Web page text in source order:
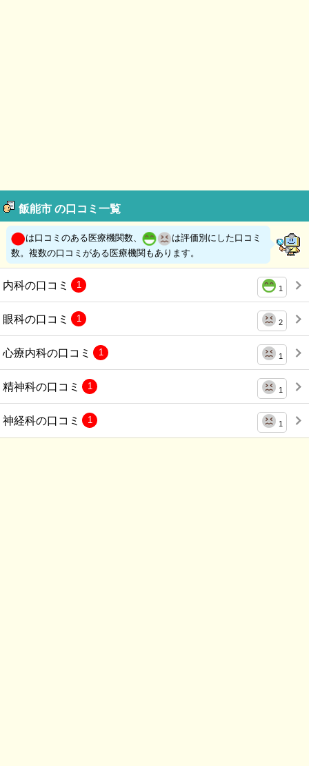
飯能市 の口コミ一覧
は口コミのある医療機関数、
は評価別にした口コミ
数。複数の口コミがある医療機関もあります。
内科の口コミ 1
1
眼科の口コミ 2
1
心療内科の口コミ 1
1
精神科の口コミ 1
1
神経科の口コミ 1
1